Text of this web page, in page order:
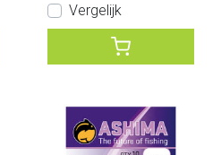
Vergelijk